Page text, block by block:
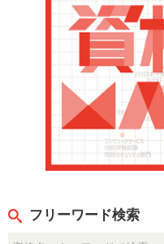
フリーワード検索